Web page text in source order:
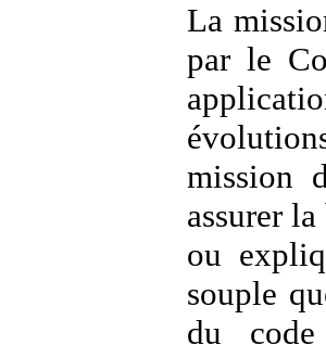
La
par le
mission
assurer
ou
souple
du